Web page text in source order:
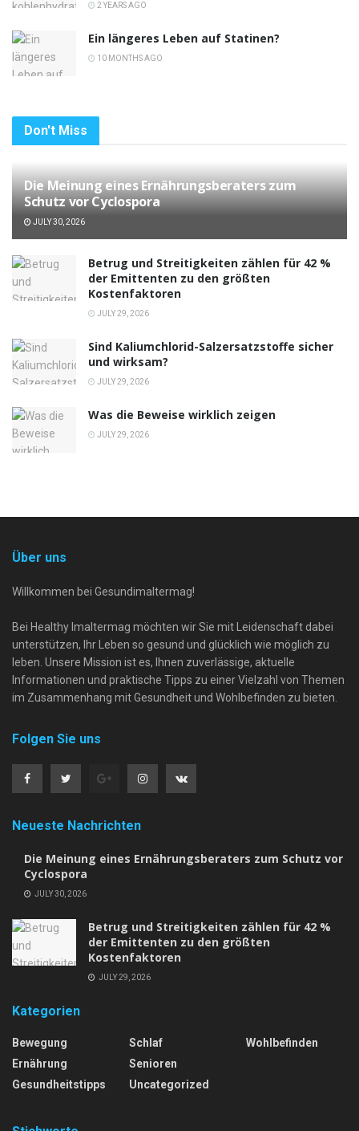
2 YEARS AGO
Ein längeres Leben auf Statinen?
10 MONTHS AGO
Don't Miss
Die Meinung eines Ernährungsberaters zum
Schutz vor Cyclospora
JULY 30, 2026
Betrug und Streitigkeiten zählen für 42 %
der Emittenten zu den größten
Kostenfaktoren
JULY 29, 2026
Sind Kaliumchlorid-Salzersatzstoffe sicher
und wirksam?
JULY 29, 2026
Was die Beweise wirklich zeigen
JULY 29, 2026
Über uns
Willkommen bei Gesundimaltermag!
Bei Healthy Imaltermag möchten wir Sie mit Leidenschaft dabei
unterstützen, Ihr Leben so gesund und glücklich wie möglich zu
leben. Unsere Mission ist es, Ihnen zuverlässige, aktuelle
Informationen und praktische Tipps zu einer Vielzahl von Themen
im Zusammenhang mit Gesundheit und Wohlbefinden zu bieten.
Folgen Sie uns
Neueste Nachrichten
Die Meinung eines Ernährungsberaters zum Schutz vor
Cyclospora
JULY 30, 2026
Betrug und Streitigkeiten zählen für 42 %
der Emittenten zu den größten
Kostenfaktoren
JULY 29, 2026
Kategorien
Bewegung
Ernährung
Gesundheitstipps
Schlaf
Senioren
Uncategorized
Wohlbefinden